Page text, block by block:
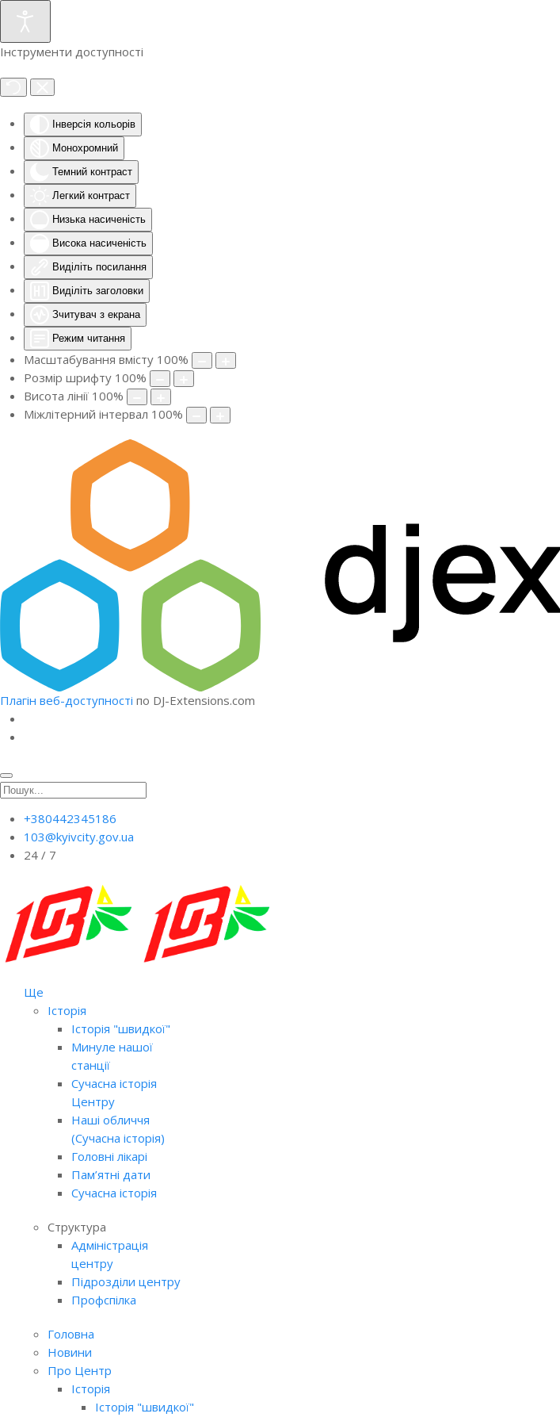
Інструменти доступності
Інверсія кольорів
Монохромний
Темний контраст
Легкий контраст
Низька насиченість
Висока насиченість
Виділіть посилання
Виділіть заголовки
Зчитувач з екрана
Режим читання
Масштабування вмісту 100%
Розмір шрифту 100%
Висота лінії 100%
Міжлітерний інтервал 100%
Плагін веб-доступності по DJ-Extensions.com
+380442345186
103@kyivcity.gov.ua
24 / 7
Ще
Історія
Історія "швидкої"
Минуле нашої
станції
Сучасна історія
Центру
Наші обличчя
(Сучасна історія)
Головні лікарі
Пам’ятні дати
Сучасна історія
Структура
Адміністрація
центру
Підрозділи центру
Профспілка
Головна
Новини
Про Центр
Історія
Історія "швидкої"